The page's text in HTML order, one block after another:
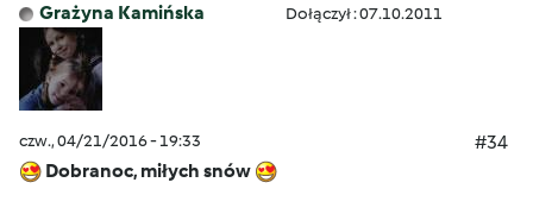
Grażyna Kamińska Dołączył : 07.10.2011
czw., 04/21/2016 - 19:33
#34
Dobranoc, miłych snów